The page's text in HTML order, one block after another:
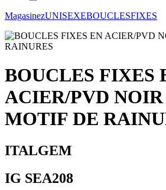
MagasinezUNISEXEBOUCLESFIXES
BOUCLES FIXES
ACIER/PVD NOIR
MOTIF DE
ITALGEM
IG SEA208